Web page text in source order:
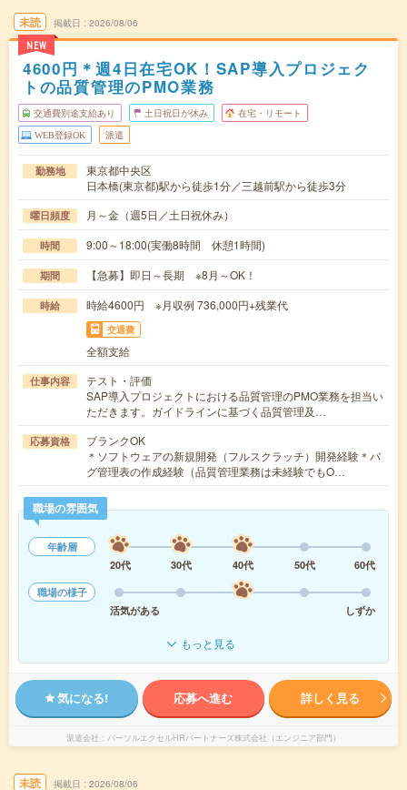
未読
NEW
掲載日 2026/08/06
4600円＊週4日在宅OK！SAP導入プロジェク
トの品質管理のPMO業務
交通費別途支給あり 土日祝日が休み 在宅・リモート
WEB登録OK 派遣
勤務地
東京都中央区
日本橋(東京都)駅から徒歩1分／三越前駅から徒歩3分
曜日頻度 月～金（週5日／土日祝休み）
時間 9:00～18:00(実働8時間 休憩1時間)
期間 【急募】即日～長期 ※8月～OK！
時給 時給4600円 ※月収例 736,000円+残業代
交通費
全額支給
仕事内容
テスト・評価
SAP導入プロジェクトにおける品質管理のPMO業務を担当い
ただきます。ガイドラインに基づく品質管理及…
応募資格
ブランクOK
＊ソフトウェアの新規開発（フルスクラッチ）開発経験＊バ
グ管理表の作成経験（品質管理業務は未経験でもO…
職場の雰囲気
年齢層
20代
30代 40代 50代
60代
職場の様子
活気がある
しずか
もっと見る
気になる! 応募へ進む 詳しく見る
派遣会社 パーソルエクセルHRパートナーズ株式会社（エンジニア部門）
未読 掲載日 2026/08/06